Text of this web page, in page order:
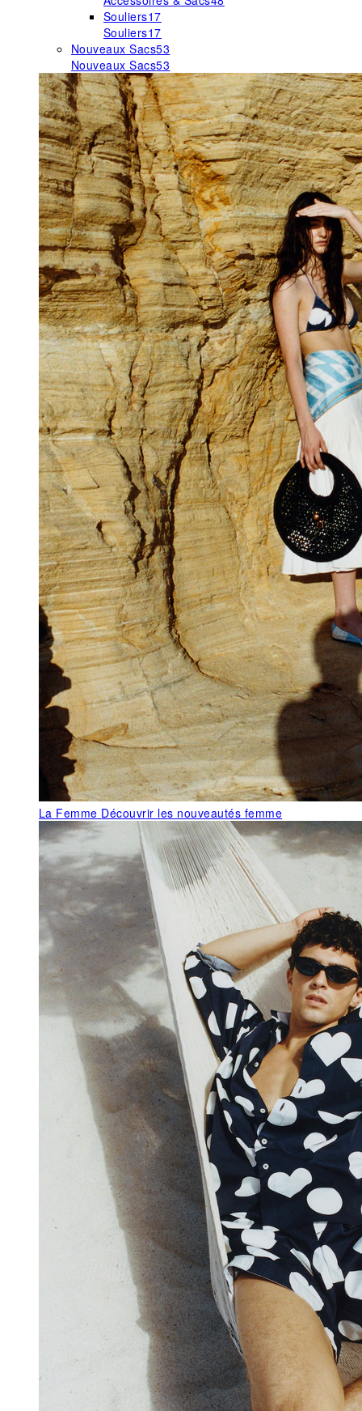
Souliers17
Souliers17
Nouveaux Sacs53
Nouveaux Sacs53
La Femme Découvrir les nouveautés femme